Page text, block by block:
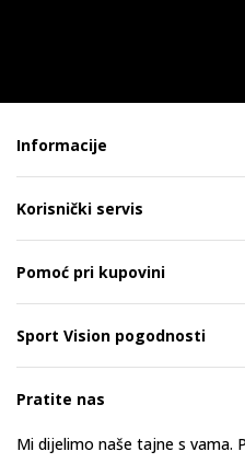
Informacije
Korisnički servis
Pomoć pri kupovini
Sport Vision pogodnosti
Pratite nas
Mi dijelimo naše tajne s vama.